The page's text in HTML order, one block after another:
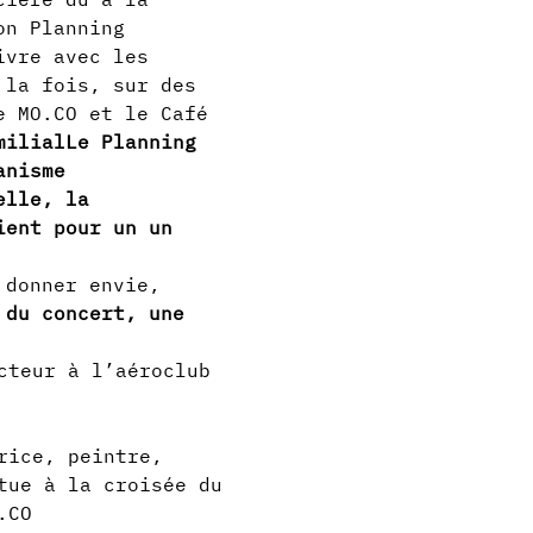
Planning
avec les
la fois, sur des
et le Café
Le Planning
la
pour un un
concert, une
à l’aéroclub
peintre,
à la croisée du